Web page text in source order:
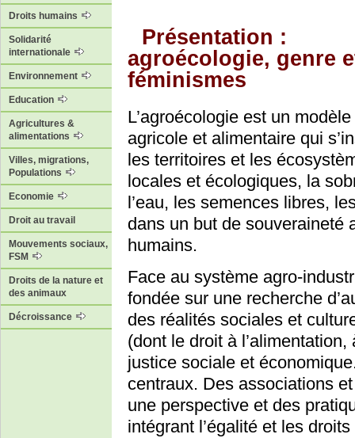
Droits humains
Solidarité
internationale
Environnement
Education
Agricultures &
alimentations
Villes, migrations,
Populations
Economie
Droit au travail
Mouvements sociaux,
FSM
Droits de la nature et
des animaux
Décroissance
Présentation :
agroécologie, genre
féminismes
L’agroécologie est un
agricole et alimentaire qui
les territoires et les
locales et écologiques, la
l’eau, les semences libres,
dans un but de souveraineté
humains.
Face au système agro-
fondée sur une recherche
des réalités sociales et
(dont le droit à
justice sociale et
centraux. Des associations
une perspective et des
intégrant l’égalité et les